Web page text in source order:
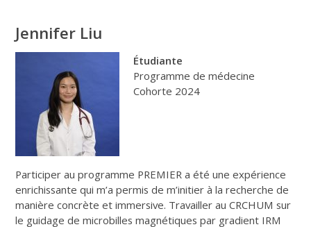
Jennifer Liu
Étudiante
Programme de médecine
Cohorte 2024
Participer au programme PREMIER a été une expérience
enrichissante qui m’a permis de m’initier à la recherche de
manière concrète et immersive. Travailler au CRCHUM sur
le guidage de microbilles magnétiques par gradient IRM